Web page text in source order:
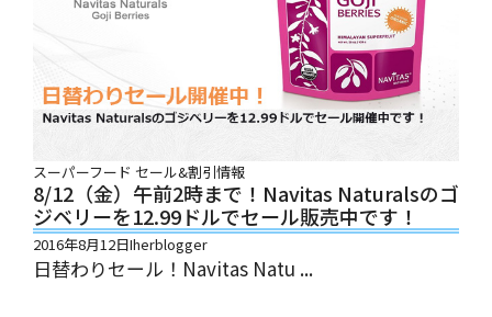
スーパーフード セール&割引情報
8/12（金）午前2時まで！Navitas Naturalsのゴ
ジベリーを12.99ドルでセール販売中です！
2016年8月12日Iherblogger
日替わりセール！Navitas Natu ...